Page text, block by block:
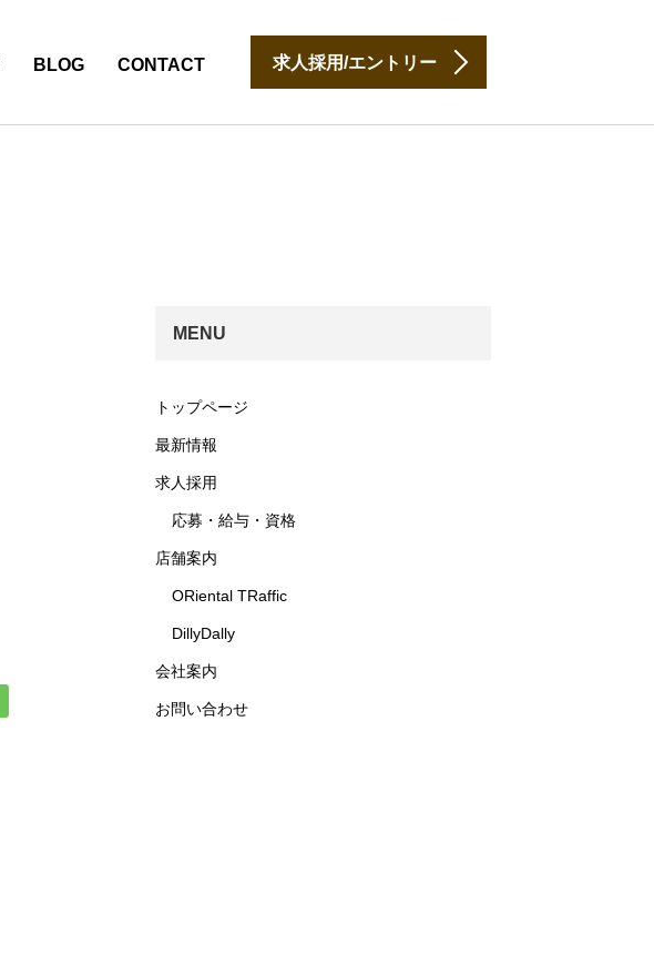
BLOG CONTACT 求人採用/エントリー
MENU
トップページ
最新情報
求人採用
応募・給与・資格
店舗案内
ORiental TRaffic
DillyDally
会社案内
お問い合わせ